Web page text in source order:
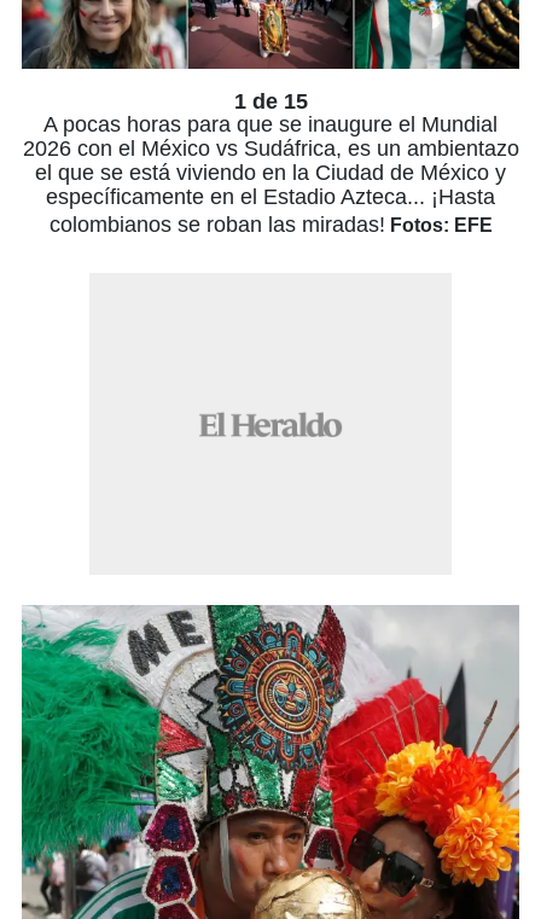
1 de 15
A pocas horas para que se inaugure el Mundial
2026 con el México vs Sudáfrica, es un ambientazo
el que se está viviendo en la Ciudad de México y
específicamente en el Estadio Azteca... ¡Hasta
colombianos se roban las miradas! Fotos: EFE